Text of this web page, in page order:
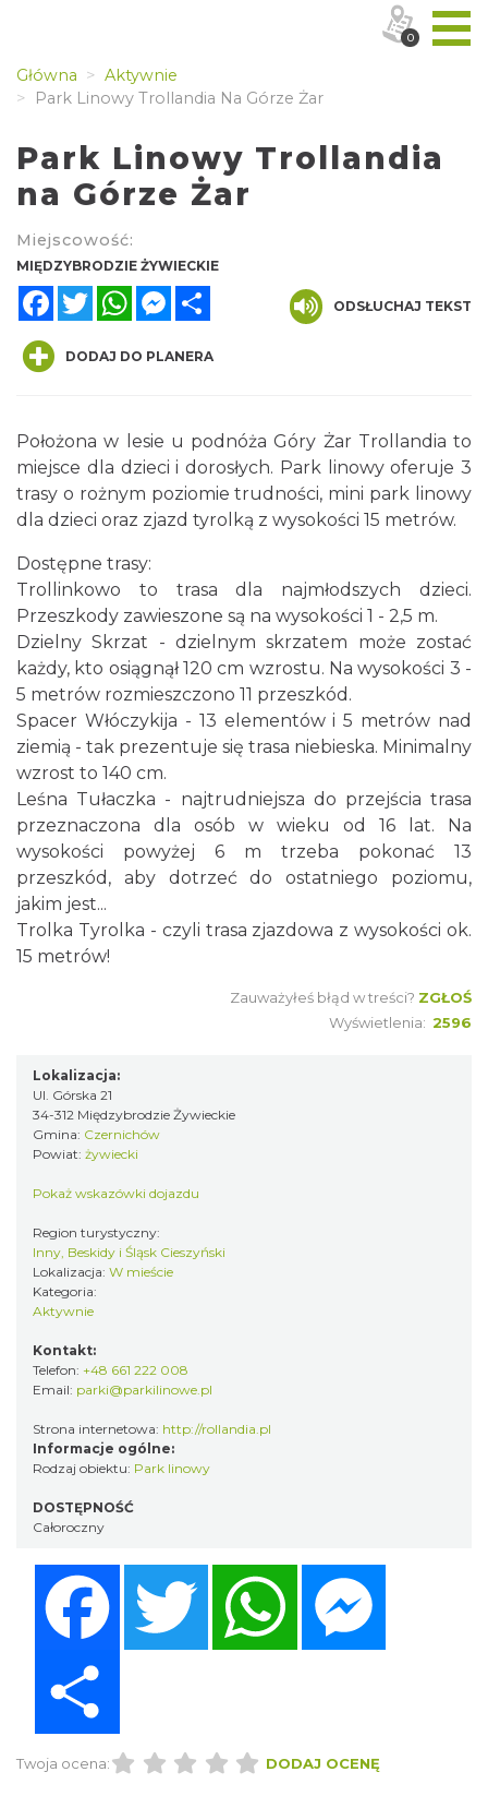
Główna
Aktywnie
Park Linowy Trollandia Na Górze Żar
Park Linowy Trollandia
na Górze Żar
Miejscowość:
MIĘDZYBRODZIE ŻYWIECKIE
FacebookTwitterWhatsAppMessenger
ODSŁUCHAJ TEKST
DODAJ DO PLANERA
Położona w lesie u podnóża Góry Żar Trollandia to
miejsce dla dzieci i dorosłych. Park linowy oferuje 3
trasy o rożnym poziomie trudności, mini park linowy
dla dzieci oraz zjazd tyrolką z wysokości 15 metrów.
Dostępne trasy:
Trollinkowo to trasa dla najmłodszych dzieci.
Przeszkody zawieszone są na wysokości 1 - 2,5 m.
Dzielny Skrzat - dzielnym skrzatem może zostać
każdy, kto osiągnął 120 cm wzrostu. Na wysokości 3 -
5 metrów rozmieszczono 11 przeszkód.
Spacer Włóczykija - 13 elementów i 5 metrów nad
ziemią - tak prezentuje się trasa niebieska. Minimalny
wzrost to 140 cm.
Leśna Tułaczka - najtrudniejsza do przejścia trasa
przeznaczona dla osób w wieku od 16 lat. Na
wysokości powyżej 6 m trzeba pokonać 13
przeszkód, aby dotrzeć do ostatniego poziomu,
jakim jest...
Trolka Tyrolka - czyli trasa zjazdowa z wysokości ok.
15 metrów!
Zauważyłeś błąd w treści? ZGŁOŚ
Wyświetlenia: 2596
Lokalizacja:
Ul. Górska 21
34-312 Międzybrodzie Żywieckie
Gmina: Czernichów
Powiat: żywiecki
Pokaż wskazówki dojazdu
Region turystyczny:
Inny, Beskidy i Śląsk Cieszyński
Lokalizacja: W mieście
Kategoria:
Aktywnie
Kontakt:
Telefon: +48 661 222 008
Email: parki@parkilinowe.pl
Strona internetowa: http://rollandia.pl
Informacje ogólne:
Rodzaj obiektu: Park linowy
DOSTĘPNOŚĆ
Całoroczny
Twitter WhatsApp
Twoja ocena: DODAJ OCENĘ
0